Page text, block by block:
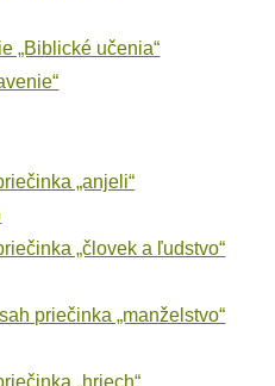
„Bib­lic­ké učenia“
„anje­li“
„člo­vek a ľudstvo“
prie­čin­ka „man­žels­tvo“
„hriech“